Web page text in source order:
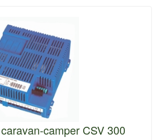
camper CSV 300